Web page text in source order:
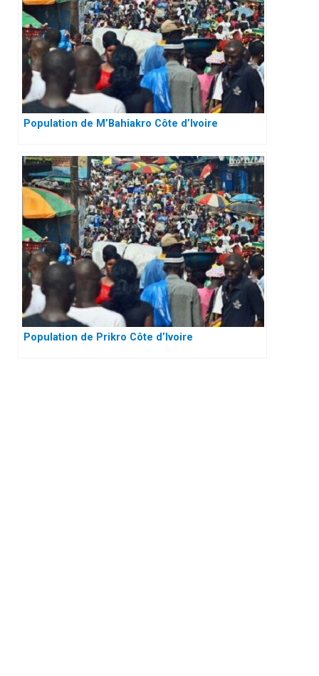
Population de M’Bahiakro Côte d’Ivoire
Population de Prikro Côte d’Ivoire